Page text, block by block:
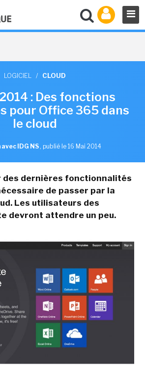
LOGICIEL / CLOUD
: Des fonctions
pour Office 365 dans
le cloud
avec IDG NS, publié le 16 Mai 2014
des dernières fonctionnalités
de passer par la
Les utilisateurs des
devront attendre un peu.